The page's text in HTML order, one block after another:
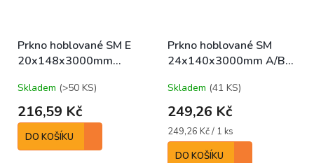
Prkno hoblované SM E
20x148x3000mm
Skladem (>50 KS)
216,59 Kč
DO KOŠÍKU
Prkno hoblované SM
24x140x3000mm A/B
Skladem (41 KS)
249,26 Kč
Měrná
cena:
249,26 Kč / 1 ks
DO KOŠÍKU